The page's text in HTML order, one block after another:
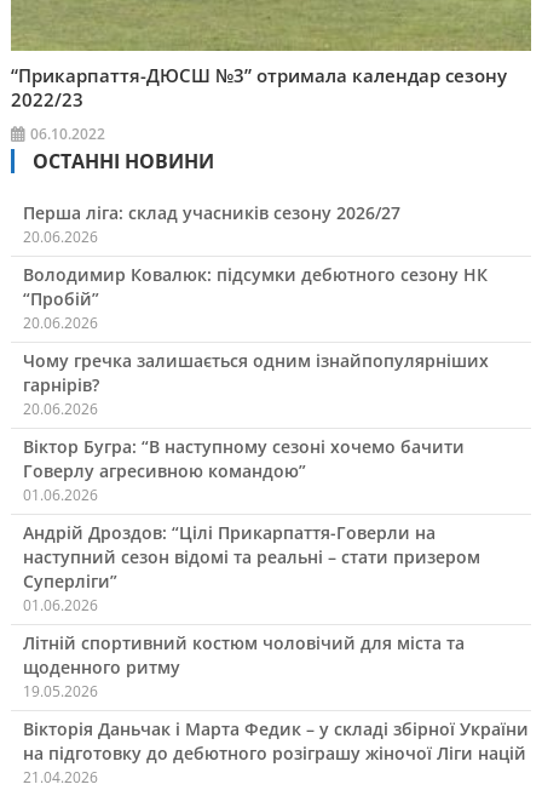
“Прикарпаття-ДЮСШ №3” отримала календар сезону
2022/23
06.10.2022
ОСТАННІ НОВИНИ
Перша ліга: склад учасників сезону 2026/27
20.06.2026
Володимир Ковалюк: підсумки дебютного сезону НК
“Пробій”
20.06.2026
Чому гречка залишається одним ізнайпопулярніших
гарнірів?
20.06.2026
Віктор Бугра: “В наступному сезоні хочемо бачити
Говерлу агресивною командою”
01.06.2026
Андрій Дроздов: “Цілі Прикарпаття-Говерли на
наступний сезон відомі та реальні – стати призером
Суперліги”
01.06.2026
Літній спортивний костюм чоловічий для міста та
щоденного ритму
19.05.2026
Вікторія Даньчак і Марта Федик – у складі збірної України
на підготовку до дебютного розіграшу жіночої Ліги націй
21.04.2026